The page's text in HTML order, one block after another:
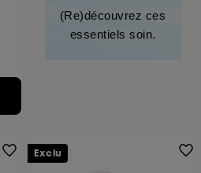
(Re)découvrez ces
essentiels soin.
Exclu